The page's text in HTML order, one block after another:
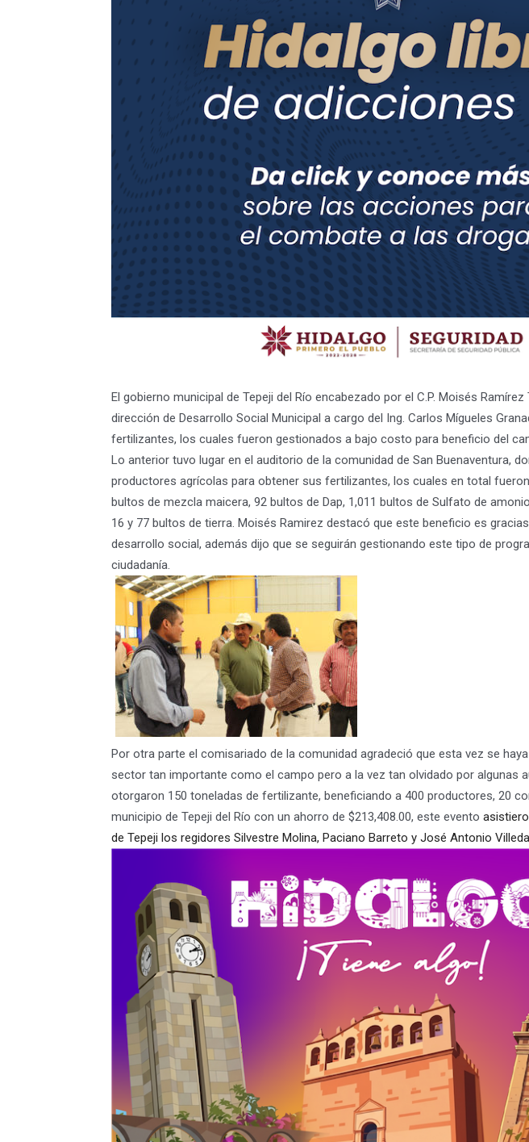
El gobierno municipal de Tepeji del Río encabezado por el C.P. Moisés Ramírez
dirección de Desarrollo Social Municipal a cargo del Ing. Carlos Mígueles
fertilizantes, los cuales fueron gestionados a bajo costo para beneficio del
Lo anterior tuvo lugar en el auditorio de la comunidad de San Buenaventura,
productores agrícolas para obtener sus fertilizantes, los cuales en total
bultos de mezcla maicera, 92 bultos de Dap, 1,011 bultos de Sulfato de
16 y 77 bultos de tierra. Moisés Ramirez destacó que este beneficio es
desarrollo social, además dijo que se seguirán gestionando este tipo de
ciudadanía.
Por otra parte el comisariado de la comunidad agradeció que esta vez se
sector tan importante como el campo pero a la vez tan olvidado por algunas
otorgaron 150 toneladas de fertilizante, beneficiando a 400 productores, 20
municipio de Tepeji del Río con un ahorro de $213,408.00, este evento
de Tepeji los regidores Silvestre Molina, Paciano Barreto y José Antonio